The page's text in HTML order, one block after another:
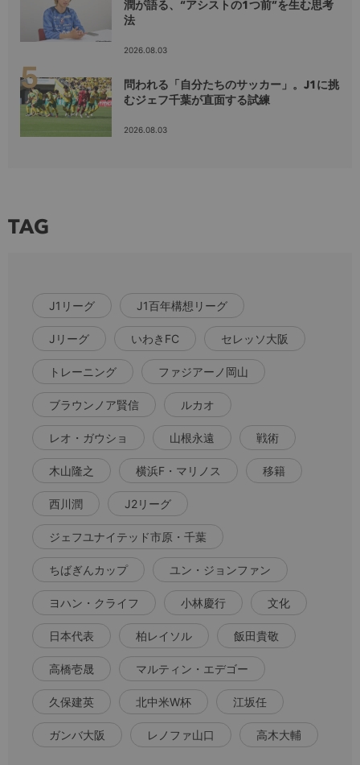
潤が語る、“アシストの1つ前”を生む思考
法
2026.08.03
問われる「自分たちのサッカー」。J1に挑
むジェフ千葉が直面する試練
2026.08.03
TAG
J1リーグ J1百年構想リーグ
Jリーグ いわきFC セレッソ大阪
トレーニング ファジアーノ岡山
ブラウンノア賢信 ルカオ
レオ・ガウショ 山根永遠 戦術
木山隆之 横浜F・マリノス 移籍
西川潤 J2リーグ
ジェフユナイテッド市原・千葉
ちばぎんカップ ユン・ジョンファン
ヨハン・クライフ 小林慶行 文化
日本代表 柏レイソル 飯田貴敬
高橋壱晟 マルティン・エデゴー
久保建英 北中米W杯 江坂任
ガンバ大阪 レノファ山口 高木大輔